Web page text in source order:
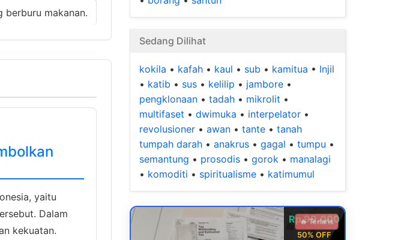
berburu makanan.
yaitu
Dalam
kekuatan.
Sedang Dilihat
kokila • kafah • kaul • sub • kamitua • Injil
• katib • sus • kelilip • jambore •
pengklonaan • tadah • mikrolit •
multifaset • dwimuka • interpelator •
revolusioner • awan • tante • tanah
tumpah darah • anakrus • gagal • tumpu •
semantung • prosodis • gorok • manalagi
• komoditi • spiritualisme • katimumul
Rp 99.000
50% OFF
🔥 Terlaris